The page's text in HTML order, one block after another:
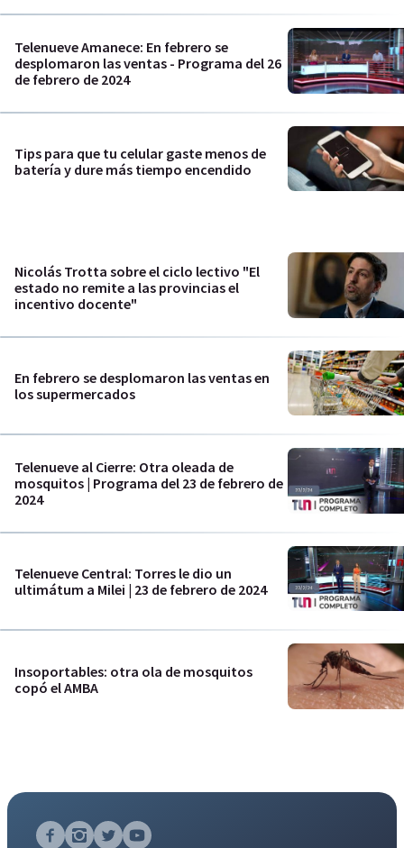
Telenueve Amanece: En febrero se
desplomaron las ventas - Programa del 26
de febrero de 2024
Tips para que tu celular gaste menos de
batería y dure más tiempo encendido
Nicolás Trotta sobre el ciclo lectivo "El
estado no remite a las provincias el
incentivo docente"
En febrero se desplomaron las ventas en
los supermercados
Telenueve al Cierre: Otra oleada de
mosquitos | Programa del 23 de febrero de
2024
Telenueve Central: Torres le dio un
ultimátum a Milei | 23 de febrero de 2024
Insoportables: otra ola de mosquitos
copó el AMBA